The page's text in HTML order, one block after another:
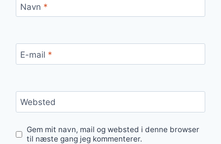
Navn *
E-mail *
Websted
Gem mit navn, mail og websted i denne browser
til næste gang jeg kommenterer.